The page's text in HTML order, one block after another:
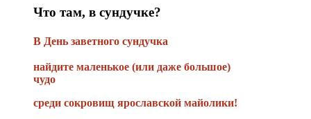
Что там, в сундучке?
В День заветного сундучка
найдите маленькое (или даже большое)
чудо
среди сокровищ ярославской майолики!